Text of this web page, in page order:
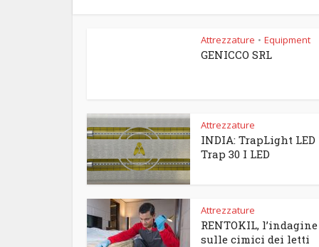
Attrezzature • Equipment
GENICCO SRL
Attrezzature
INDIA: TrapLight LED
Trap 30 I LED
Attrezzature
RENTOKIL, l’indagine
sulle cimici dei letti